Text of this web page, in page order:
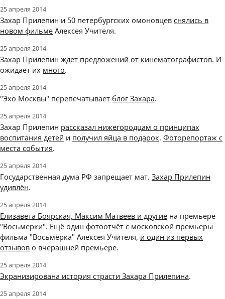
25 апреля 2014
Захар Прилепин и 50 петербургских омоновцев снялись в
новом фильме Алексея Учителя.
25 апреля 2014
Захар Прилепин ждет предложений от кинематографистов. И
ожидает их много.
25 апреля 2014
"Эхо Москвы" перепечатывает блог Захара.
25 апреля 2014
Захар Прилепин рассказал нижегородцам о принципах
воспитания детей и получил яйца в подарок. Фоторепортаж с
места события.
25 апреля 2014
Государственная дума РФ запрещает мат. Захар Прилепин
удивлён.
25 апреля 2014
Елизавета Боярская, Максим Матвеев и другие на премьере
"Восьмерки". Ещё один фотоотчёт с московской премьеры
фильма "Восьмёрка" Алексея Учителя, и один из первых
отзывов о вчерашней премьере.
25 апреля 2014
Экранизирована история страсти Захара Прилепина.
25 апреля 2014